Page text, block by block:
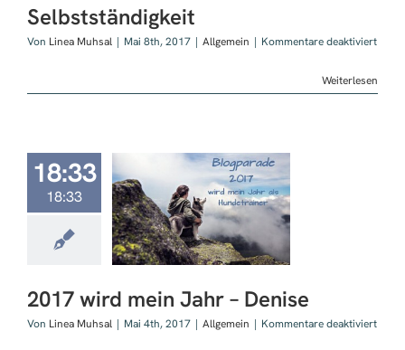
Selbstständigkeit
Von Linea Muhsal | Mai 8th, 2017 | Allgemein | Kommentare deaktiviertfür
Weiterlesen
18:33
18:33
mein Jahr
2017 wird mein Jahr – Denise
Von Linea Muhsal | Mai 4th, 2017 | Allgemein | Kommentare deaktiviertfür